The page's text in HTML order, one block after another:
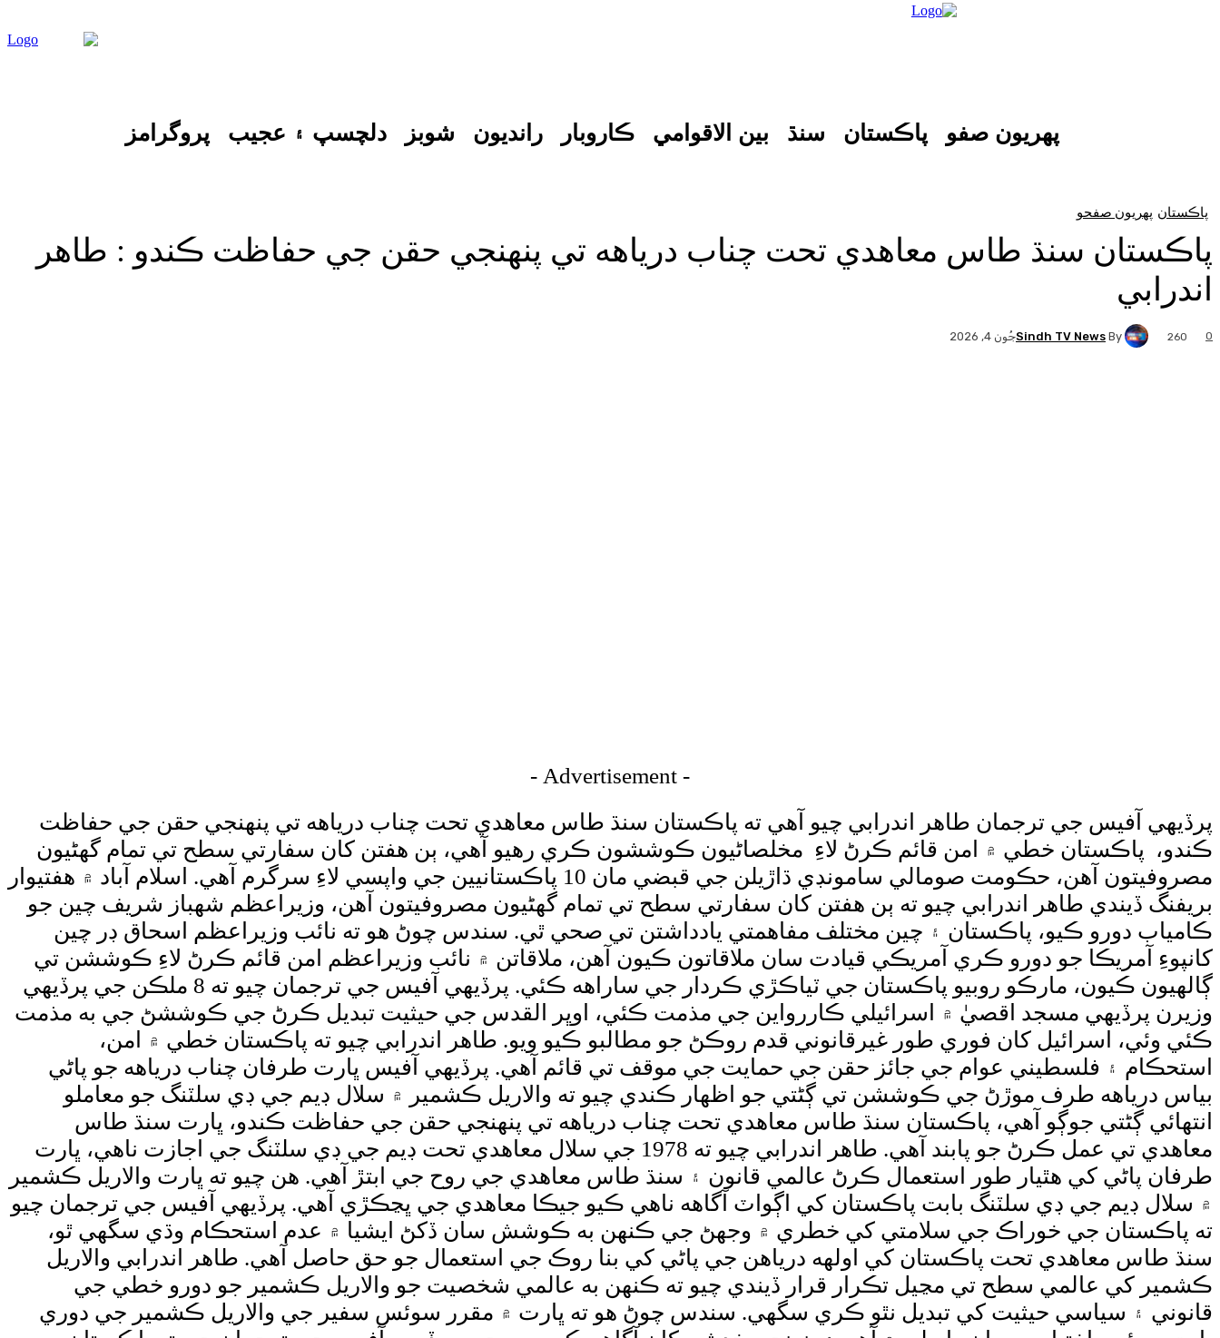
پهريون صفو پاڪستان سنڌ بين الاقوامي ڪاروبار رانديون شوبز دلچسپ ۽ عجيب پروگرامز
پاڪستان پهريون صفحو
پاڪستان سنڌ طاس معاهدي تحت چناب درياهه تي پنهنجي حقن جي حفاظت ڪندو : طاهر
اندرابي
By
Sindh TV Newsجُون 4, 2026 0
260
- Advertisement -
پرڏيهي آفيس جي ترجمان طاهر اندرابي چيو آهي ته پاڪستان سنڌ طاس معاهدي تحت چناب درياهه تي پنهنجي حقن جي حفاظت
ڪندو، پاڪستان خطي ۾ امن قائم ڪرڻ لاءِ مخلصاڻيون ڪوششون ڪري رهيو آهي، ٻن هفتن کان سفارتي سطح تي تمام گهڻيون
مصروفيتون آهن، حڪومت صومالي سامونڊي ڌاڙيلن جي قبضي مان 10 پاڪستانيين جي واپسي لاءِ سرگرم آهي. اسلام آباد ۾ هفتيوار
بريفنگ ڏيندي طاهر اندرابي چيو ته ٻن هفتن کان سفارتي سطح تي تمام گهڻيون مصروفيتون آهن، وزيراعظم شهباز شريف چين جو
ڪامياب دورو ڪيو، پاڪستان ۽ چين مختلف مفاهمتي يادداشتن تي صحي ٿي. سندس چوڻ هو ته نائب وزيراعظم اسحاق ڊر چين
کانپوءِ آمريڪا جو دورو ڪري آمريڪي قيادت سان ملاقاتون ڪيون آهن، ملاقاتن ۾ نائب وزيراعظم امن قائم ڪرڻ لاءِ ڪوششن تي
ڳالهيون ڪيون، مارڪو روبيو پاڪستان جي ٽياڪڙي ڪردار جي ساراهه ڪئي. پرڏيهي آفيس جي ترجمان چيو ته 8 ملڪن جي پرڏيهي
وزيرن پرڏيهي مسجد اقصيٰ ۾ اسرائيلي ڪاررواين جي مذمت ڪئي، اوڀر القدس جي حيثيت تبديل ڪرڻ جي ڪوششڻ جي به مذمت
ڪئي وئي، اسرائيل کان فوري طور غيرقانوني قدم روڪڻ جو مطالبو ڪيو ويو. طاهر اندرابي چيو ته پاڪستان خطي ۾ امن،
استحڪام ۽ فلسطيني عوام جي جائز حقن جي حمايت جي موقف تي قائم آهي. پرڏيهي آفيس ڀارت طرفان چناب درياهه جو پاڻي
بياس درياهه طرف موڙڻ جي ڪوششن تي ڳڻتي جو اظهار ڪندي چيو ته والاريل ڪشمير ۾ سلال ڊيم جي ڊي سلٽنگ جو معاملو
انتهائي ڳڻتي جوڳو آهي، پاڪستان سنڌ طاس معاهدي تحت چناب درياهه تي پنهنجي حقن جي حفاظت ڪندو، ڀارت سنڌ طاس
معاهدي تي عمل ڪرڻ جو پابند آهي. طاهر اندرابي چيو ته 1978 جي سلال معاهدي تحت ڊيم جي ڊي سلٽنگ جي اجازت ناهي، ڀارت
طرفان پاڻي کي هٿيار طور استعمال ڪرڻ عالمي قانون ۽ سنڌ طاس معاهدي جي روح جي ابتڙ آهي. هن چيو ته ڀارت والاريل ڪشمير
۾ سلال ڊيم جي ڊي سلٽنگ بابت پاڪستان کي اڳواٽ آگاهه ناهي ڪيو جيڪا معاهدي جي ڀڃڪڙي آهي. پرڏيهي آفيس جي ترجمان چيو
ته پاڪستان جي خوراڪ جي سلامتي کي خطري ۾ وجهڻ جي ڪنهن به ڪوشش سان ڏکڻ ايشيا ۾ عدم استحڪام وڌي سگهي ٿو،
سنڌ طاس معاهدي تحت پاڪستان کي اولهه درياهن جي پاڻي کي بنا روڪ جي استعمال جو حق حاصل آهي. طاهر اندرابي والاريل
ڪشمير کي عالمي سطح تي مڃيل تڪرار قرار ڏيندي چيو ته ڪنهن به عالمي شخصيت جو والاريل ڪشمير جو دورو خطي جي
قانوني ۽ سياسي حيثيت کي تبديل نٿو ڪري سگهي. سندس چوڻ هو ته ڀارت ۾ مقرر سوئس سفير جي والاريل ڪشمير جي دوري